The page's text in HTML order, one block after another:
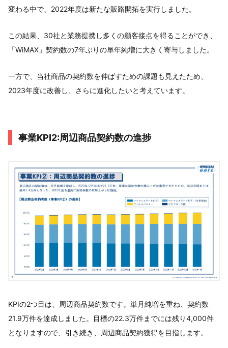
変わる中で、2022年度は新たな販路開拓を実行しました。
この結果、30社と業務提携し多くの顧客接点を得ることができ、
「WiMAX」契約数の7年ぶりの単年純増に大きく寄与しました。
一方で、当社商品の契約数を伸ばすための課題も見えたため、
2023年度に改善し、さらに進化したいと考えています。
事業KPI2:周辺商品契約数の進捗
KPIの2つ目は、周辺商品契約数です。単月純増を重ね、契約数
21.9万件を達成しました。目標の22.3万件までには残り4,000件
となりますので、引き続き、周辺商品契約獲得を目指します。